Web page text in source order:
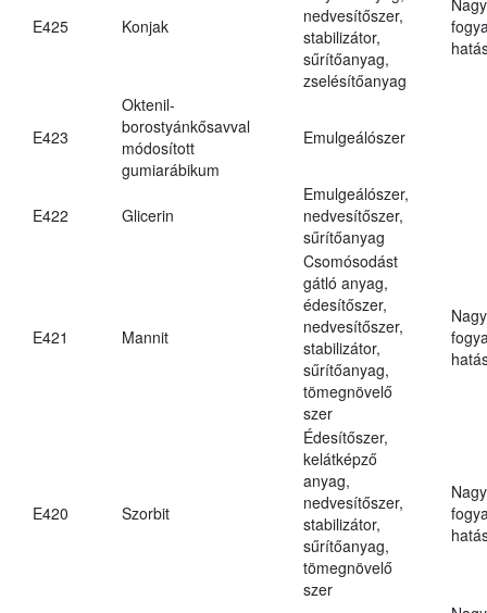
E425 Konjak
nedvesítőszer,
stabilizátor,
sűrítőanyag,
zselésítőanyag
E423
Oktenil-
borostyánkősavval
módosított
gumiarábikum
Emulgeálószer
E422 Glicerin
Emulgeálószer,
nedvesítőszer,
sűrítőanyag
E421 Mannit
Csomósodást
gátló anyag,
édesítőszer,
nedvesítőszer,
stabilizátor,
sűrítőanyag,
tömegnövelő
szer
E420 Szorbit
Édesítőszer,
kelátképző
anyag,
nedvesítőszer,
stabilizátor,
sűrítőanyag,
tömegnövelő
szer